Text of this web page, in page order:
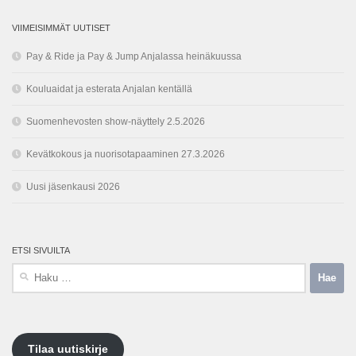
VIIMEISIMMÄT UUTISET
Pay & Ride ja Pay & Jump Anjalassa heinäkuussa
Kouluaidat ja esterata Anjalan kentällä
Suomenhevosten show-näyttely 2.5.2026
Kevätkokous ja nuorisotapaaminen 27.3.2026
Uusi jäsenkausi 2026
ETSI SIVUILTA
Tilaa uutiskirje